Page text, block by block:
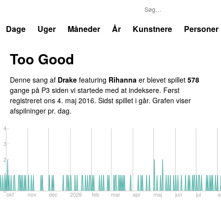
Dage
Uger Måneder År Kunstnere Personer
Too Good
Denne sang af Drake featuring Rihanna er blevet spillet 578
gange på P3 siden vi startede med at indeksere. Først
registreret ons 4. maj 2016. Sidst spillet i går. Grafen viser
afspilninger pr. dag.
okt nov dec 2026 feb mar apr maj jun jul
0
1
2
3
4